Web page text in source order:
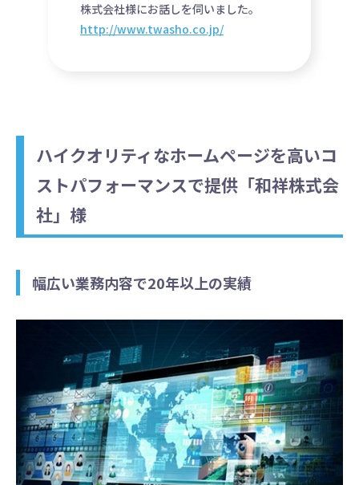
株式会社様にお話しを伺いました。
http://www.twasho.co.jp/
ハイクオリティなホームページを高いコ
ストパフォーマンスで提供「和祥株式会
社」様
幅広い業務内容で20年以上の実績